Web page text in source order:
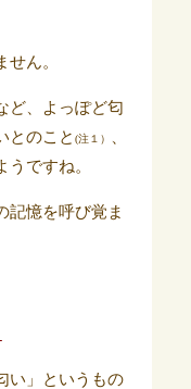
ん。
ど、よっぽど匂
とのこと (注１）
ですね。
記憶を呼び覚ま
い」というもの